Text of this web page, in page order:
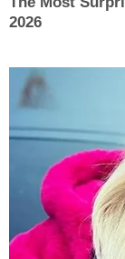
2026